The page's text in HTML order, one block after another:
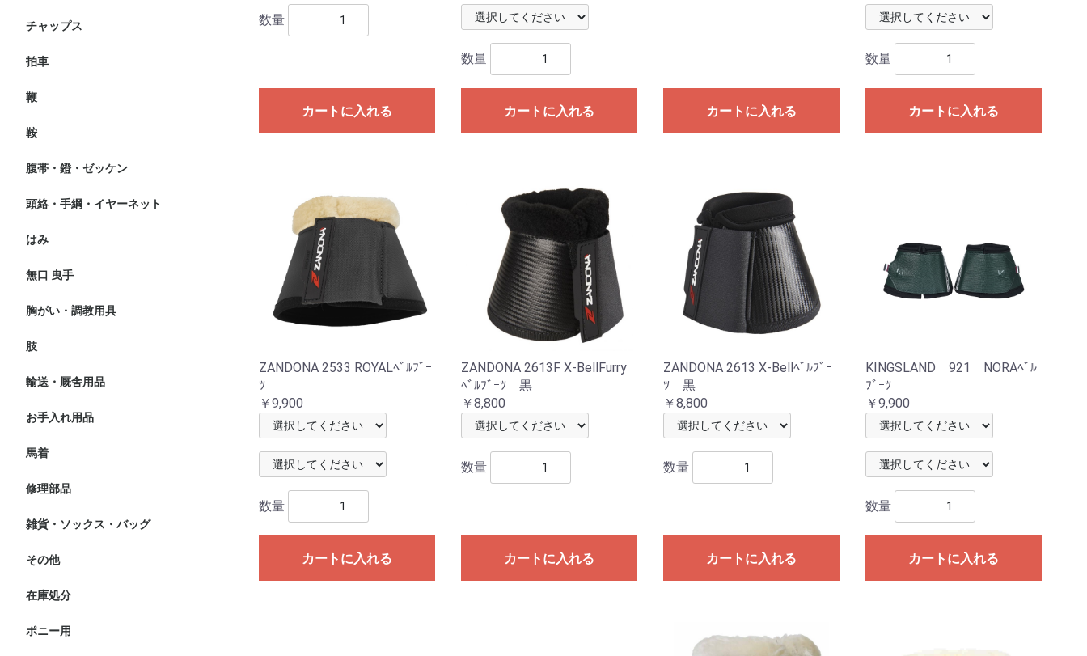
チャップス
拍車
鞭
鞍 障害鞍
馬場鞍
その他
腹帯・鐙・ゼッケン
頭絡・手綱・イヤーネット イヤーネット
はみ 大勒・ペラム・ハックモア
無口 曳手
胸がい・調教用具 マルタン 胸がい
調教用具
肢
輸送・厩舎用品 厩舎用品
お手入れ用品 グルーミング・おやつ
ホースケア オイル
馬具ケア オイル
馬着 厚馬着
薄馬着
エクササイズシート
ポニー用馬着
修理部品
雑貨・ソックス・バッグ ソックス・キャップ
バッグ・ベルト
その他
在庫処分
ポニー用
数量
カートに入れる
数量
カートに入れる カートに入れる
数量
カートに入れる
ZANDONA 2533 ROYALﾍﾞﾙﾌﾞｰ
ﾂ
￥9,900
数量
カートに入れる
ZANDONA 2613F X-BellFurry
ﾍﾞﾙﾌﾞｰﾂ 黒
￥8,800
数量
カートに入れる
ZANDONA 2613 X-Bellﾍﾞﾙﾌﾞｰ
ﾂ 黒
￥8,800
数量
カートに入れる
KINGSLAND 921 NORAﾍﾞﾙ
ﾌﾞｰﾂ
￥9,900
数量
カートに入れる